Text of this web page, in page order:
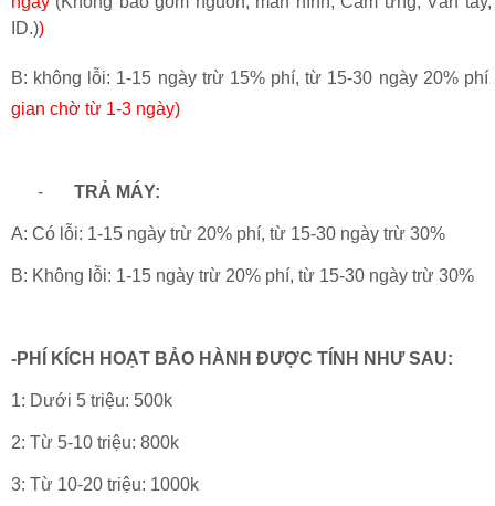
ID.))
B: không lỗi: 1-15 ngày trừ 15% phí, từ 15-30 ngày 20% phí
gian chờ từ 1-3 ngày)
- TRẢ MÁY:
A: Có lỗi: 1-15 ngày trừ 20% phí, từ 15-30 ngày trừ 30%
B: Không lỗi: 1-15 ngày trừ 20% phí, từ 15-30 ngày trừ 30%
-PHÍ KÍCH HOẠT BẢO HÀNH ĐƯỢC TÍNH NH Ư SAU:
1: Dưới 5 triệu: 500k
2: Từ 5-10 triệu: 800k
3: Từ 10-20 triệu: 1000k